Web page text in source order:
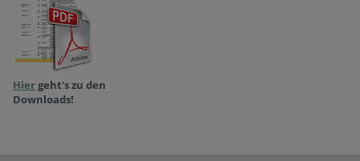
Hiergeht's zu den
Downloads!